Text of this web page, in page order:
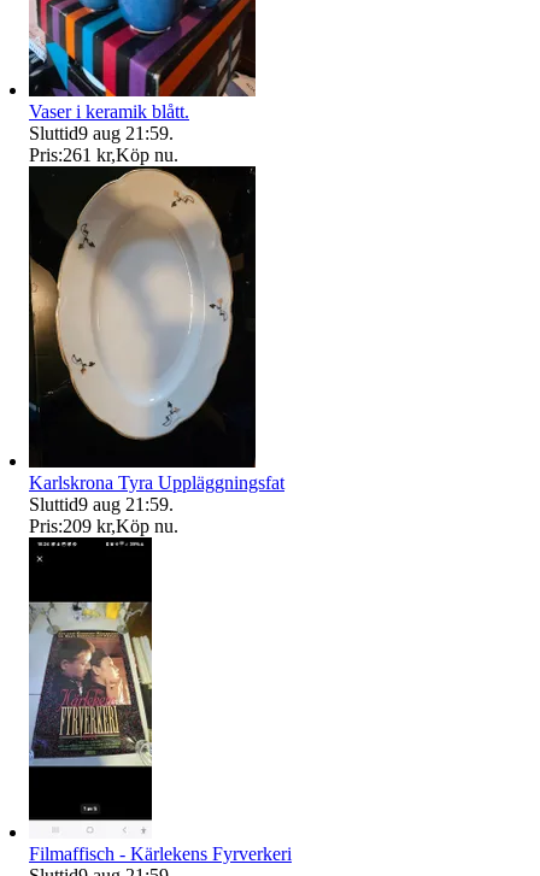
Vaser i keramik blått.
Sluttid9 aug 21:59.
Pris:261 kr,Köp nu.
Karlskrona Tyra Uppläggningsfat
Sluttid9 aug 21:59.
Pris:209 kr,Köp nu.
Filmaffisch - Kärlekens Fyrverkeri